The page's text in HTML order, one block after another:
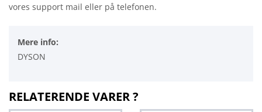
vores support mail eller på telefonen.
Mere info:
DYSON
RELATERENDE VARER ?